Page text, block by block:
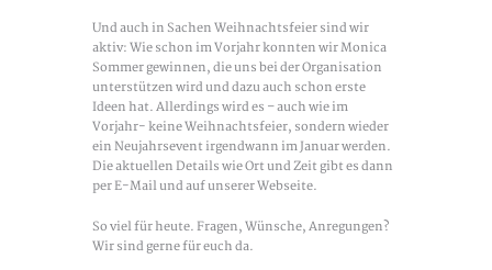
Und auch in Sachen Weihnachtsfeier sind wir
aktiv: Wie schon im Vorjahr konnten wir Monica
Sommer gewinnen, die uns bei der Organisation
unterstützen wird und dazu auch schon erste
Ideen hat. Allerdings wird es – auch wie im
Vorjahr- keine Weihnachtsfeier, sondern wieder
ein Neujahrsevent irgendwann im Januar werden.
Die aktuellen Details wie Ort und Zeit gibt es dann
per E-Mail und auf unserer Webseite.
So viel für heute. Fragen, Wünsche, Anregungen?
Wir sind gerne für euch da.